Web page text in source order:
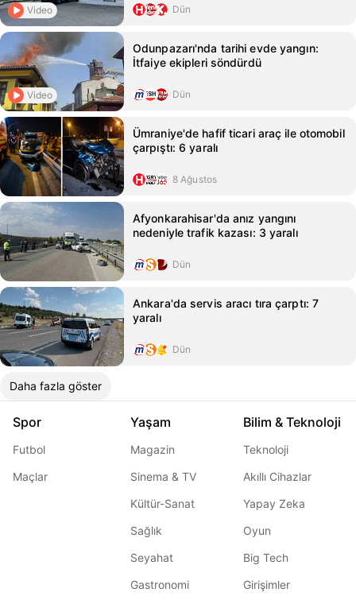
Video Dün
Video
Odunpazarı'nda tarihi evde yangın:
İtfaiye ekipleri söndürdü
Dün
Ümraniye'de hafif ticari araç ile otomobil
çarpıştı: 6 yaralı
8 Ağustos
Afyonkarahisar'da anız yangını
nedeniyle trafik kazası: 3 yaralı
Dün
Ankara'da servis aracı tıra çarptı: 7
yaralı
Dün
Daha fazla göster
Spor
Futbol
Maçlar
Yaşam
Magazin
Sinema & TV
Kültür-Sanat
Sağlık
Seyahat
Gastronomi
Bilim & Teknoloji
Teknoloji
Akıllı Cihazlar
Yapay Zeka
Oyun
Big Tech
Girişimler